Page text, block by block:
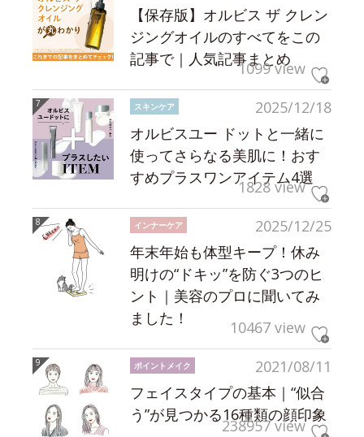
【保存版】オルビス ザ クレン
ジングオイルのすべてをこの
記事で｜人気記事まとめ
1099 view
2025/12/18
スキンケア
オルビスユー ドットと一緒に
使ってさらなる美肌に！おす
すめプラスワンアイテム4選
1828 view
2025/12/25
インナーケア
年末年始も体型キープ！休み
明けの“ドキッ”を防ぐ3つのヒ
ント｜美容のプロに聞いてみ
ました！
10467 view
2021/08/11
ポイントメイク
フェイスタイプの基本｜“似合
う”が見つかる16種類の顔印象
238957 view